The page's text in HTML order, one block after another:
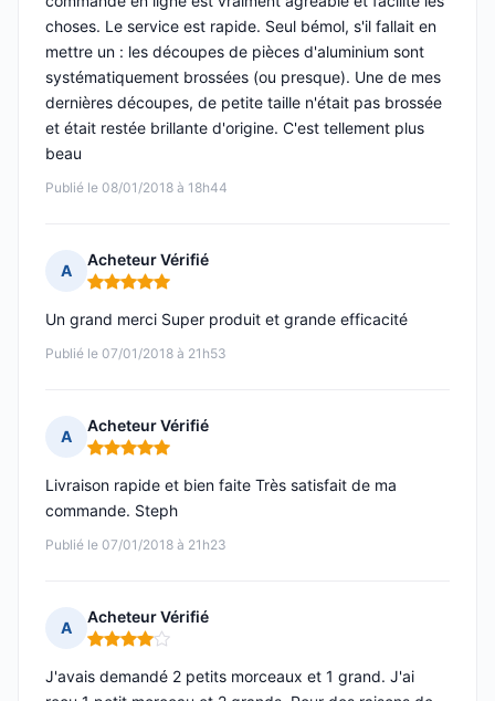
Publié le 08/01/2018 à 18h44
choses. Le service est rapide. Seul bémol, s'il fallait en
mettre un : les découpes de pièces d'aluminium sont
systématiquement brossées (ou presque). Une de mes
dernières découpes, de petite taille n'était pas brossée
et était restée brillante d'origine. C'est tellement plus
beau
A
Acheteur Vérifié
Note : 5 sur 5
Publié le 07/01/2018 à 21h53
Un grand merci Super produit et grande efficacité
A
Acheteur Vérifié
Note : 5 sur 5
Publié le 07/01/2018 à 21h23
Livraison rapide et bien faite Très satisfait de ma
commande. Steph
A
Acheteur Vérifié
Note : 4 sur 5
J'avais demandé 2 petits morceaux et 1 grand. J'ai